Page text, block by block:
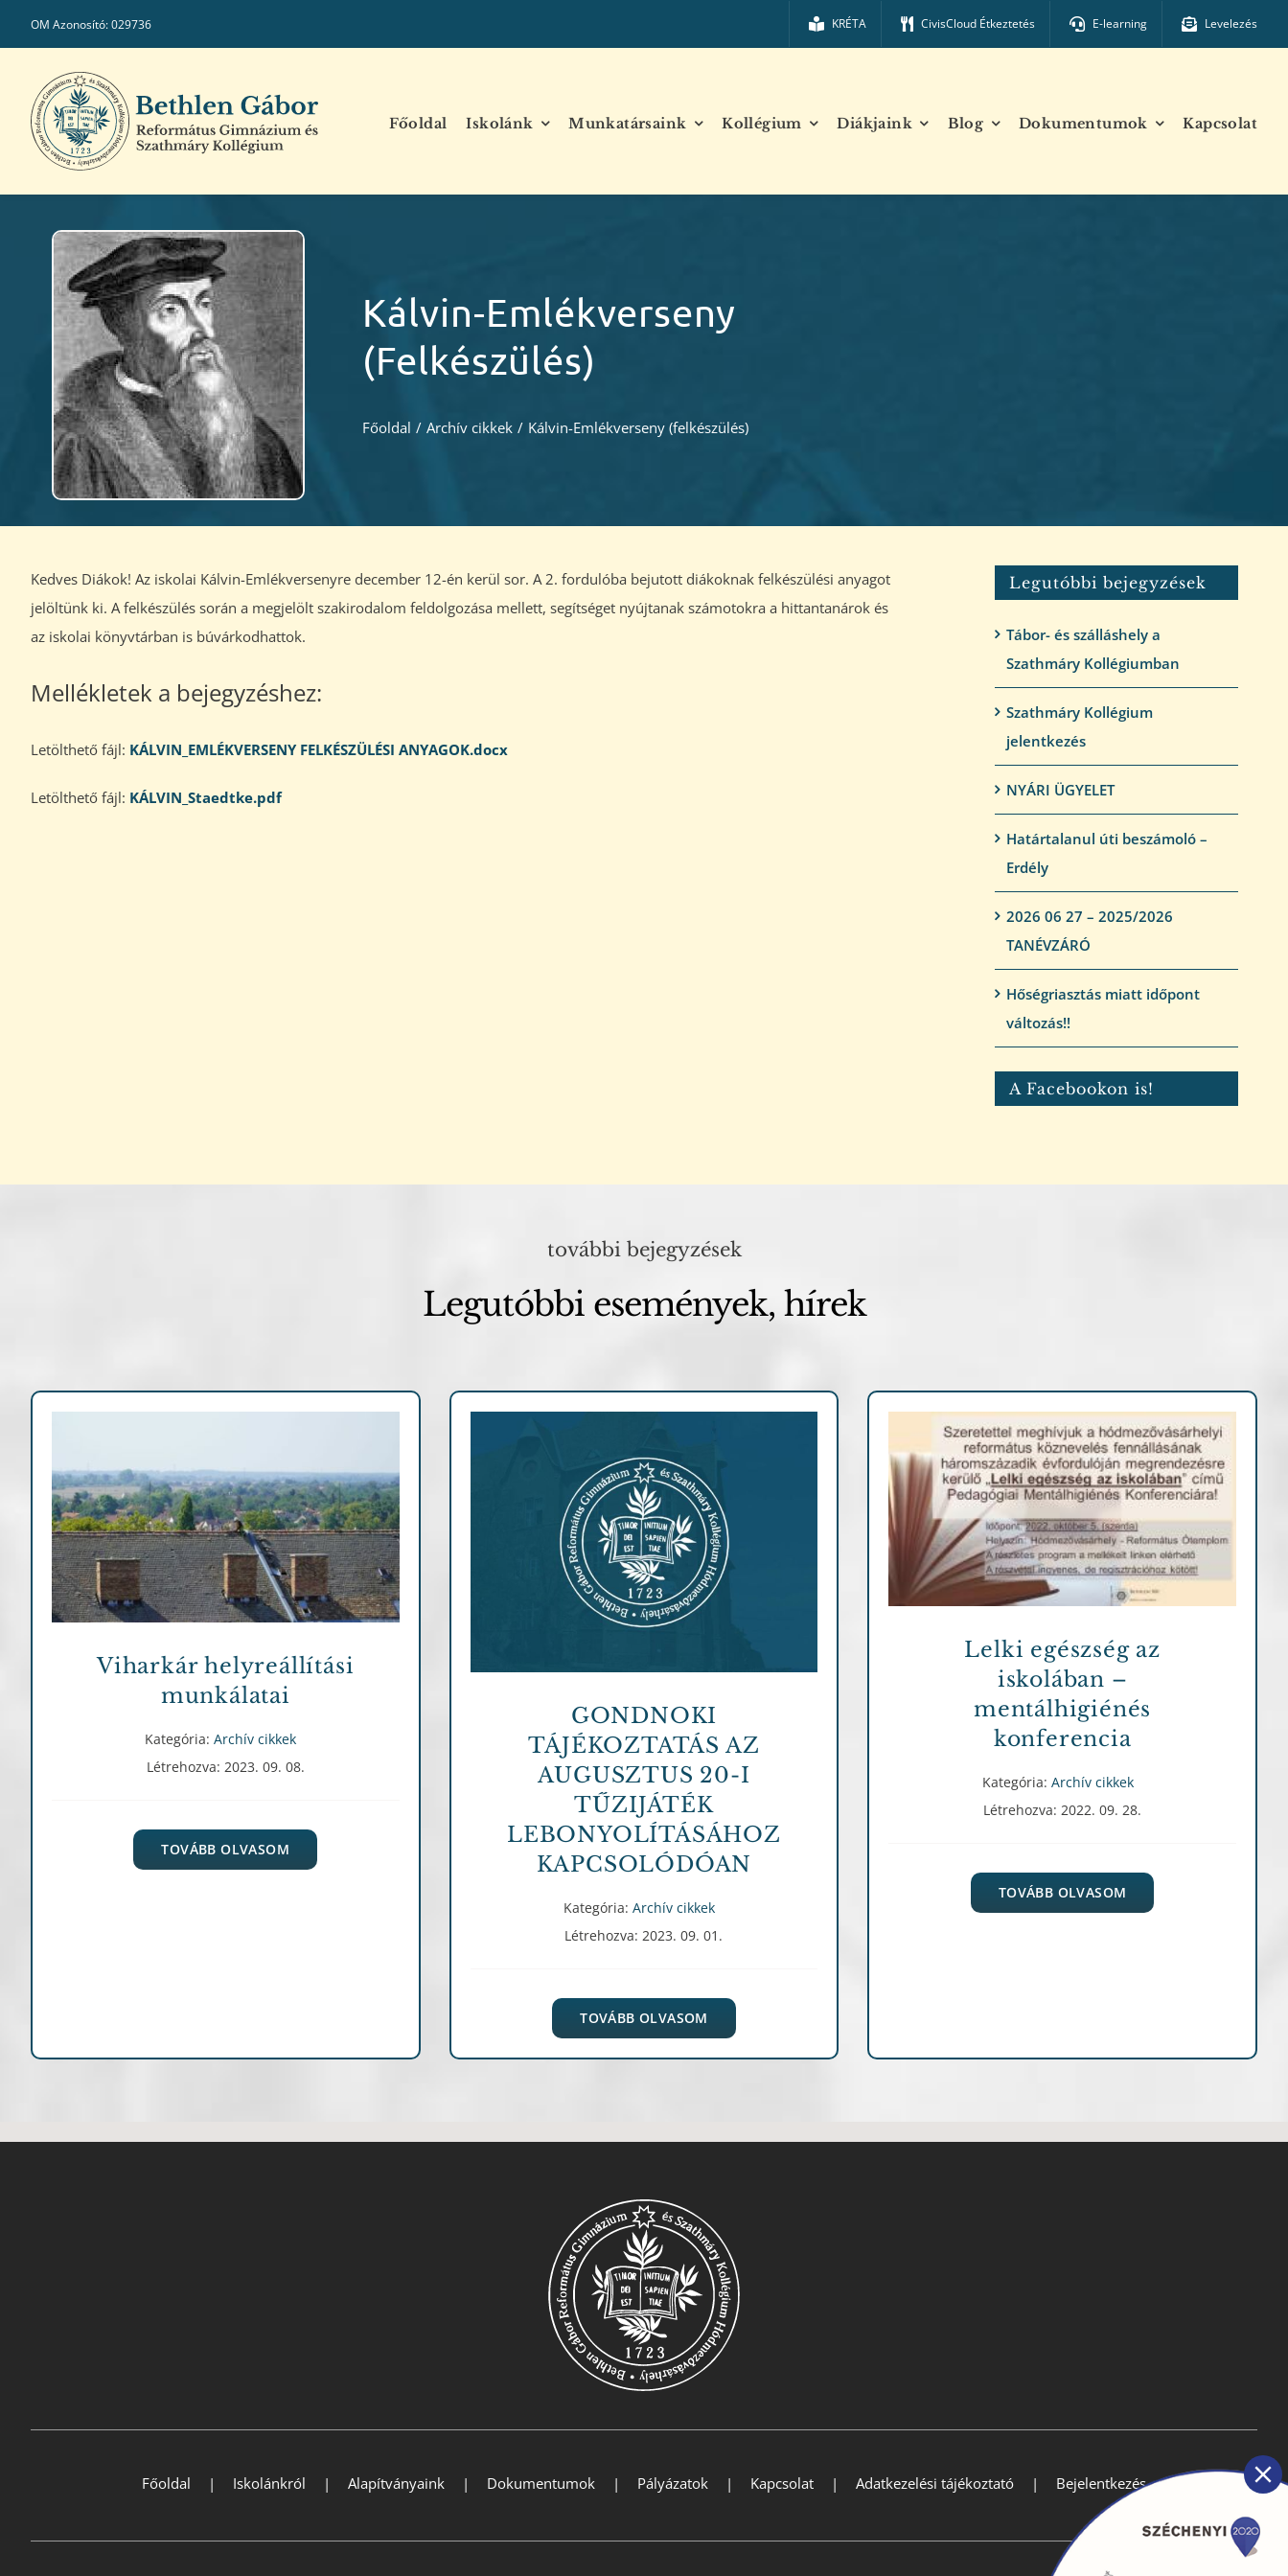
OM Azonosító: 029736 KRÉTA CivisCloud Étkeztetés E-learning Levelezés
Főoldal Iskolánk Munkatársaink Kollégium Diákjaink Blog Dokumentumok Kapcsolat
Kálvin-Emlékverseny
(felkészülés)
Főoldal / Archív cikkek / Kálvin-Emlékverseny (felkészülés)
Kedves Diákok! Az iskolai Kálvin-Emlékversenyre december 12-én kerül sor. A 2. fordulóba bejutott diákoknak felkészülési anyagot
jelöltünk ki. A felkészülés során a megjelölt szakirodalom feldolgozása mellett, segítséget nyújtanak számotokra a hittantanárok és
az iskolai könyvtárban is búvárkodhattok.
Mellékletek a bejegyzéshez:
Letölthető fájl: KÁLVIN_EMLÉKVERSENY FELKÉSZÜLÉSI ANYAGOK.docx
Letölthető fájl: KÁLVIN_Staedtke.pdf
Legutóbbi bejegyzések
Tábor- és szálláshely a
Szathmáry Kollégiumban
Szathmáry Kollégium
jelentkezés
NYÁRI ÜGYELET
Határtalanul úti beszámoló –
Erdély
2026 06 27 – 2025/2026
TANÉVZÁRÓ
Hőségriasztás miatt időpont
változás!!
A Facebookon is!
további bejegyzések
Legutóbbi események, hírek
Archív cikkek
Viharkár helyreállítási
munkálatai
Kategória:Archív cikkek
Létrehozva: 2023. 09. 08.
TOVÁBB OLVASOM
Archív cikkek
GONDNOKI
TÁJÉKOZTATÁS AZ
AUGUSZTUS 20-I
TŰZIJÁTÉK
LEBONYOLÍTÁSÁHOZ
KAPCSOLÓDÓAN
Kategória: Archív cikkek
Létrehozva: 2023. 09. 01.
TOVÁBB OLVASOM
Archív cikkek
Lelki egészség az
iskolában –
mentálhigiénés
konferencia
Kategória: Archív cikkek
Létrehozva: 2022. 09. 28.
TOVÁBB OLVASOM
Főoldal Iskolánkról Alapítványaink Dokumentumok Pályázatok Kapcsolat Adatkezelési tájékoztató Bejelentkezés